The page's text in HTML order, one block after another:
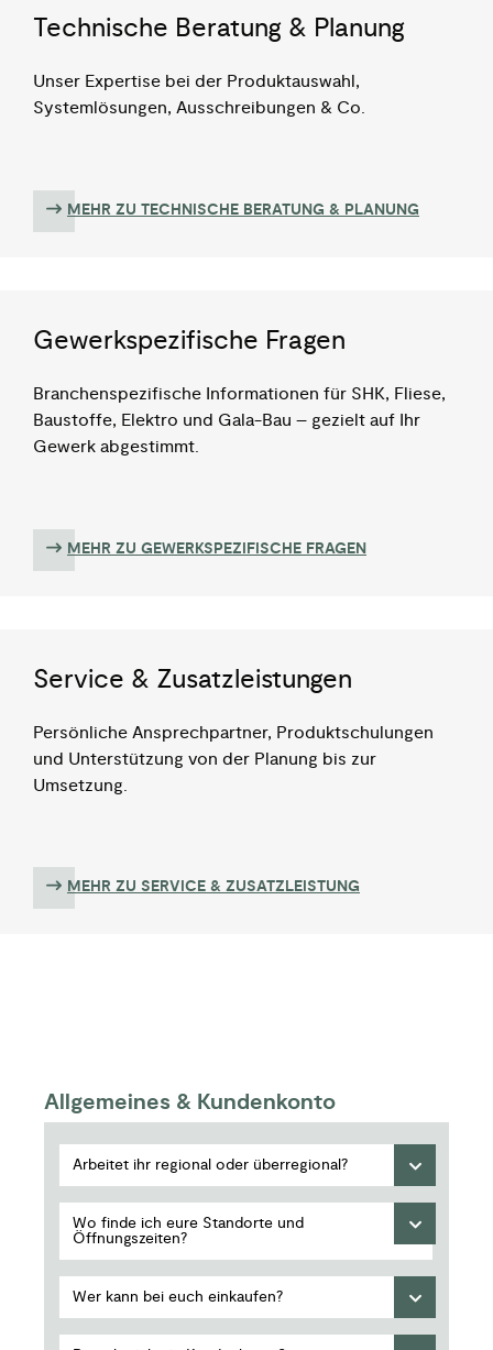
Technische Beratung & Planung
Unser Expertise bei der Produktauswahl,
Systemlösungen, Ausschreibungen & Co.
MEHR ZU TECHNISCHE BERATUNG & PLANUNG
Gewerkspezifische Fragen
Branchenspezifische Informationen für SHK, Fliese,
Baustoffe, Elektro und Gala-Bau – gezielt auf Ihr
Gewerk abgestimmt.
MEHR ZU GEWERKSPEZIFISCHE FRAGEN
Service & Zusatzleistungen
Persönliche Ansprechpartner, Produktschulungen
und Unterstützung von der Planung bis zur
Umsetzung.
MEHR ZU SERVICE & ZUSATZLEISTUNG
Allgemeines & Kundenkonto
Arbeitet ihr regional oder überregional?
Wo finde ich eure Standorte und
Öffnungszeiten?
Wer kann bei euch einkaufen?